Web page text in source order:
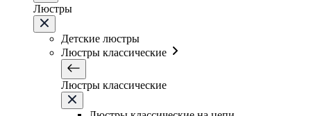
Люстры
Детские люстры
Люстры классические
Люстры классические